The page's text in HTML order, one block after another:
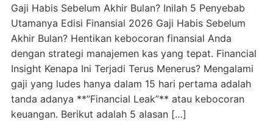
Gaji Habis Sebelum Akhir Bulan? Inilah 5 Penyebab
Utamanya Edisi Finansial 2026 Gaji Habis Sebelum
Akhir Bulan? Hentikan kebocoran finansial Anda
dengan strategi manajemen kas yang tepat. Financial
Insight Kenapa Ini Terjadi Terus Menerus? Mengalami
gaji yang ludes hanya dalam 15 hari pertama adalah
tanda adanya **”Financial Leak”** atau kebocoran
keuangan. Berikut adalah 5 alasan […]